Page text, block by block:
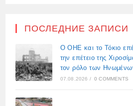
ПОСЛЕДНИЕ ЗАПИСИ
Ο ΟΗΕ και το Τόκιο
την επέτειο της
τον ρόλο των
07.08.2026 / 0 COMMENTS